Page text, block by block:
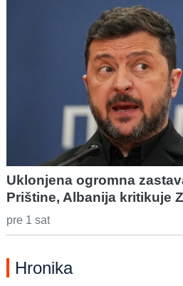
Uklonjena ogromna
Prištine, Albanija kritikuje
pre 1 sat
Hronika